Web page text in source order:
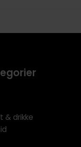
& drikke